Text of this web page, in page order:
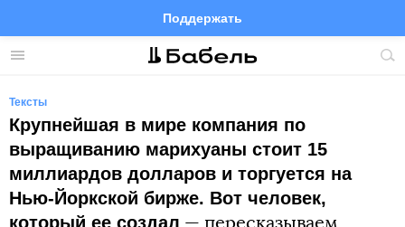
Меню
Поддержать
FacebookTelegramTwitter
Тексты
Крупнейшая в мире компания по
выращиванию марихуаны стоит 15
миллиардов долларов и торгуется на
Нью-Йоркской бирже. Вот человек,
который ее создал — пересказываем